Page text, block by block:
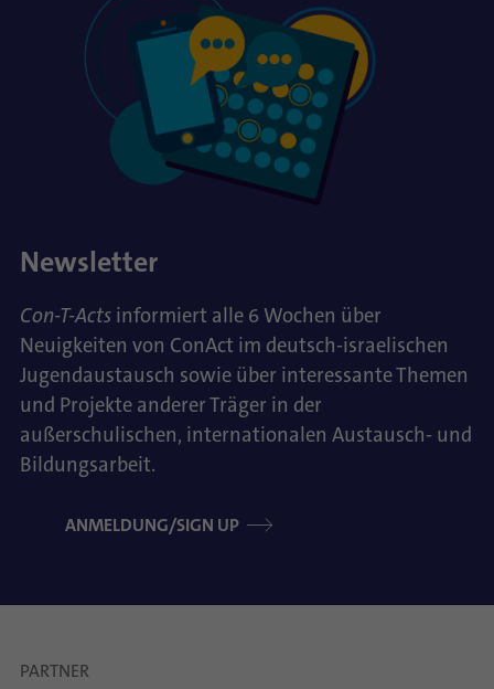
Newsletter
Con-T-Acts informiert alle 6 Wochen über
Neuigkeiten von ConAct im deutsch-israelischen
Jugendaustausch sowie über interessante Themen
und Projekte anderer Träger in der
außerschulischen, internationalen Austausch- und
Bildungsarbeit.
ANMELDUNG/SIGN UP
PARTNER